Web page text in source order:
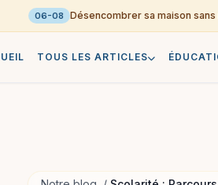
06-08 Désencombrer sa maison sans
TOUS LES ARTICLES